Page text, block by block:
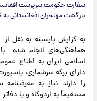
سفارت حکومت سرپرست
بازگشت مهاجران افغانستانی
به گزارش پارسینه به نقل
هماهنگی‌های انجام شده با
اسلامی ایران به اطلاع
دارای برگه سرشماری،
را دارند نیاز به
مستقیماً به اردوگاه و یا